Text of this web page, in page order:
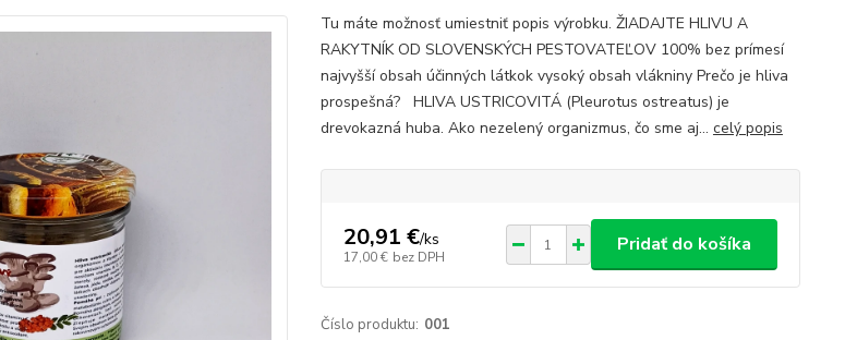
Tu máte možnosť umiestniť popis výrobku. ŽIADAJTE HLIVU A
RAKYTNÍK OD SLOVENSKÝCH PESTOVATEĽOV 100% bez prímesí
najvyšší obsah účinných látkok vysoký obsah vlákniny Prečo je hliva
prospešná? HLIVA USTRICOVITÁ (Pleurotus ostreatus) je
drevokazná huba. Ako nezelený organizmus, čo sme aj... celý popis
20,91 €/ks
17,00 € bez DPH
Pridať do košíka
Číslo produktu: 001